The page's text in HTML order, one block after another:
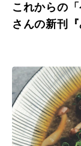
これからの
さんの新刊